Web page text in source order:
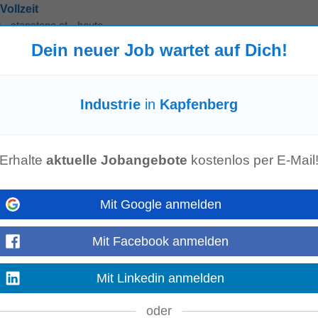
- stepstone.at - heute
in Österreich – mit kombinierter Hardware-, Software- und
und Logistikunternehmen sowie...
Innsbruck | Start: nach Vereinbarung • Ganzheitliche Beratung von
, Haftpflicht-, Rechtsschutz-, Cyber-, Transport...
Betriebe
- stepstone.at heute
das seit vielen Jahren als verlässlicher Partner der
Portfolio reicht...
Mehr anzeigen
Dein neuer Job wartet auf Dich!
Industrie in Kapfenberg
Erhalte aktuelle Jobangebote kostenlos per E-Mail!
Mit Google anmelden
Mit Facebook anmelden
Mit Linkedin anmelden
oder